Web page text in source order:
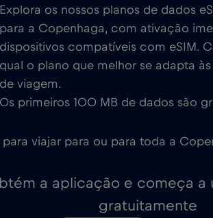
Explora os nossos planos de dados
para a Copenhaga, com ativação
dispositivos compatíveis com eSIM.
qual o plano que melhor se adapta
de viagem.
Os primeiros 100 MB de dados são
para viajar para ou para toda a
a aplicação e começa a
gratuitamente